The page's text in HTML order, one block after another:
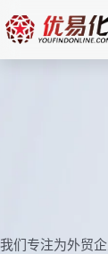
至
内
我们专注为外贸